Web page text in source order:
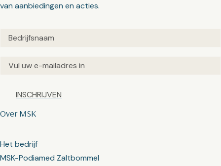
Over MSK
Het bedrijf
MSK-Podiamed Zaltbommel
van aanbiedingen en acties.
Untitled(Vereist)
Email(Vereist)
Captcha